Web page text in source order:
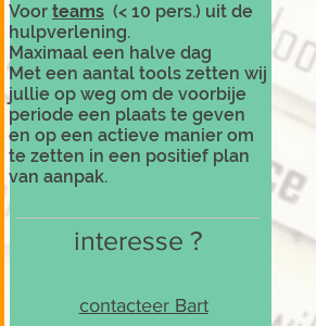
Voor teams(< 10 pers.) uit de
hulpverlening.
Maximaal een halve dag
Met een aantal tools zetten wij
jullie op weg om de voorbije
periode een plaats te geven
en op een actieve manier om
te zetten in een positief plan
van aanpak.
interesse ?
contacteer Bart